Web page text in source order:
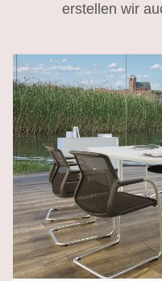
erstellen wir